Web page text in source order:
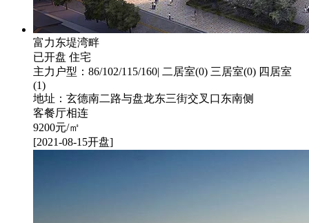
富力东堤湾畔
已开盘 住宅
主力户型：86/102/115/160| 二居室(0) 三居室(0) 四居室
(1)
地址：玄德南二路与盘龙东三街交叉口东南侧
客餐厅相连
9200元/㎡
[2021-08-15开盘]